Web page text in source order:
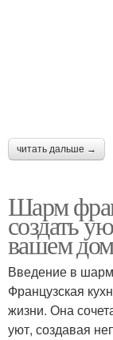
читать дальше →
Шарм
создать
вашем
Введение в
Французская
жизни. Она
уют, создавая